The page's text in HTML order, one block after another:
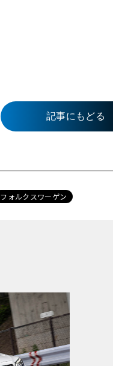
記事にもどる
フォルクスワーゲン